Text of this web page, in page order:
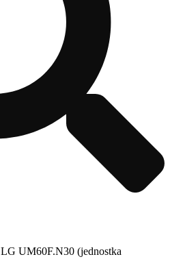
UM60F.N30 (jednostka